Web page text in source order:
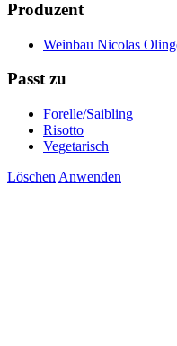
Produzent
Weinbau Nicolas
Passt zu
Forelle/Saibling
Risotto
Vegetarisch
Löschen Anwenden